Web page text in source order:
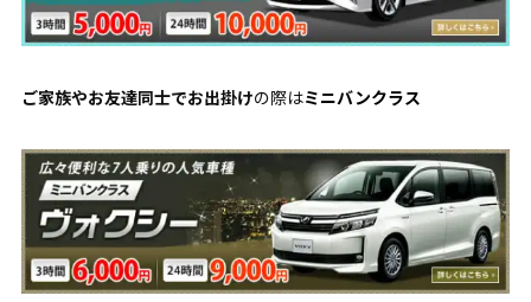
ご家族やお友達同士でお出掛けの際はミニバンクラス